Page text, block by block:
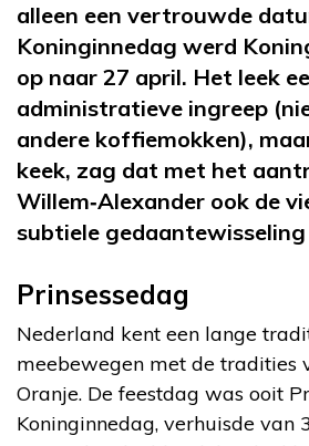
alleen een vertrouwde
Koninginnedag werd
op naar 27 april. Het leek
administratieve ingreep
andere koffiemokken),
keek, zag dat met het
Willem‑Alexander ook de
subtiele
Prinsessedag
Nederland kent een lange
meebewegen met de tradities
Oranje. De feestdag was ooit
Koninginnedag, verhuisde van